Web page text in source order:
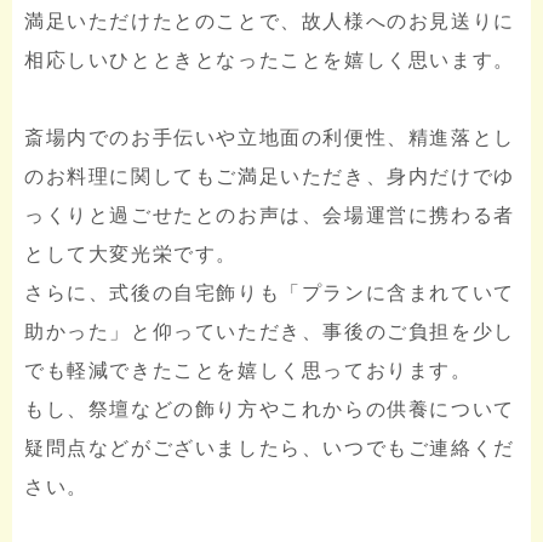
満足いただけたとのことで、故人様へのお見送りに
相応しいひとときとなったことを嬉しく思います。
斎場内でのお手伝いや立地面の利便性、精進落とし
のお料理に関してもご満足いただき、身内だけでゆ
っくりと過ごせたとのお声は、会場運営に携わる者
として大変光栄です。
さらに、式後の自宅飾りも「プランに含まれていて
助かった」と仰っていただき、事後のご負担を少し
でも軽減できたことを嬉しく思っております。
もし、祭壇などの飾り方やこれからの供養について
疑問点などがございましたら、いつでもご連絡くだ
さい。